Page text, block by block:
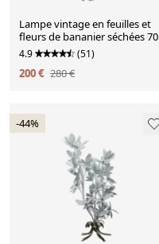
Lampe vintage en feuilles et
fleurs de bananier séchées 70
4.9 (51)
200 € 280 €
-44%